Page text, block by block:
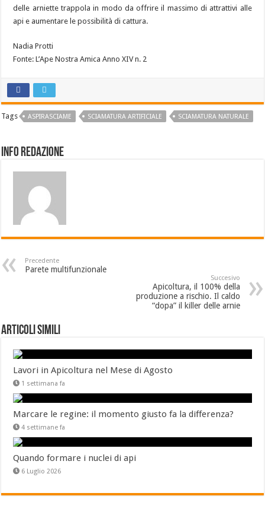
delle arniette trappola in modo da offrire il massimo di attrattivi alle
api e aumentare le possibilità di cattura.
Nadia Protti
Fonte: L’Ape Nostra Amica Anno XIV n. 2
Tags ASPIRASCIAME SCIAMATURA ARTIFICIALE SCIAMATURA NATURALE
Info Redazione
Precedente
Parete multifunzionale
Succesivo
Apicoltura, il 100% della
produzione a rischio. Il caldo
“dopa” il killer delle arnie
Articoli Simili
Lavori in Apicoltura nel Mese di Agosto
1 settimana fa
Marcare le regine: il momento giusto fa la differenza?
4 settimane fa
Quando formare i nuclei di api
6 Luglio 2026